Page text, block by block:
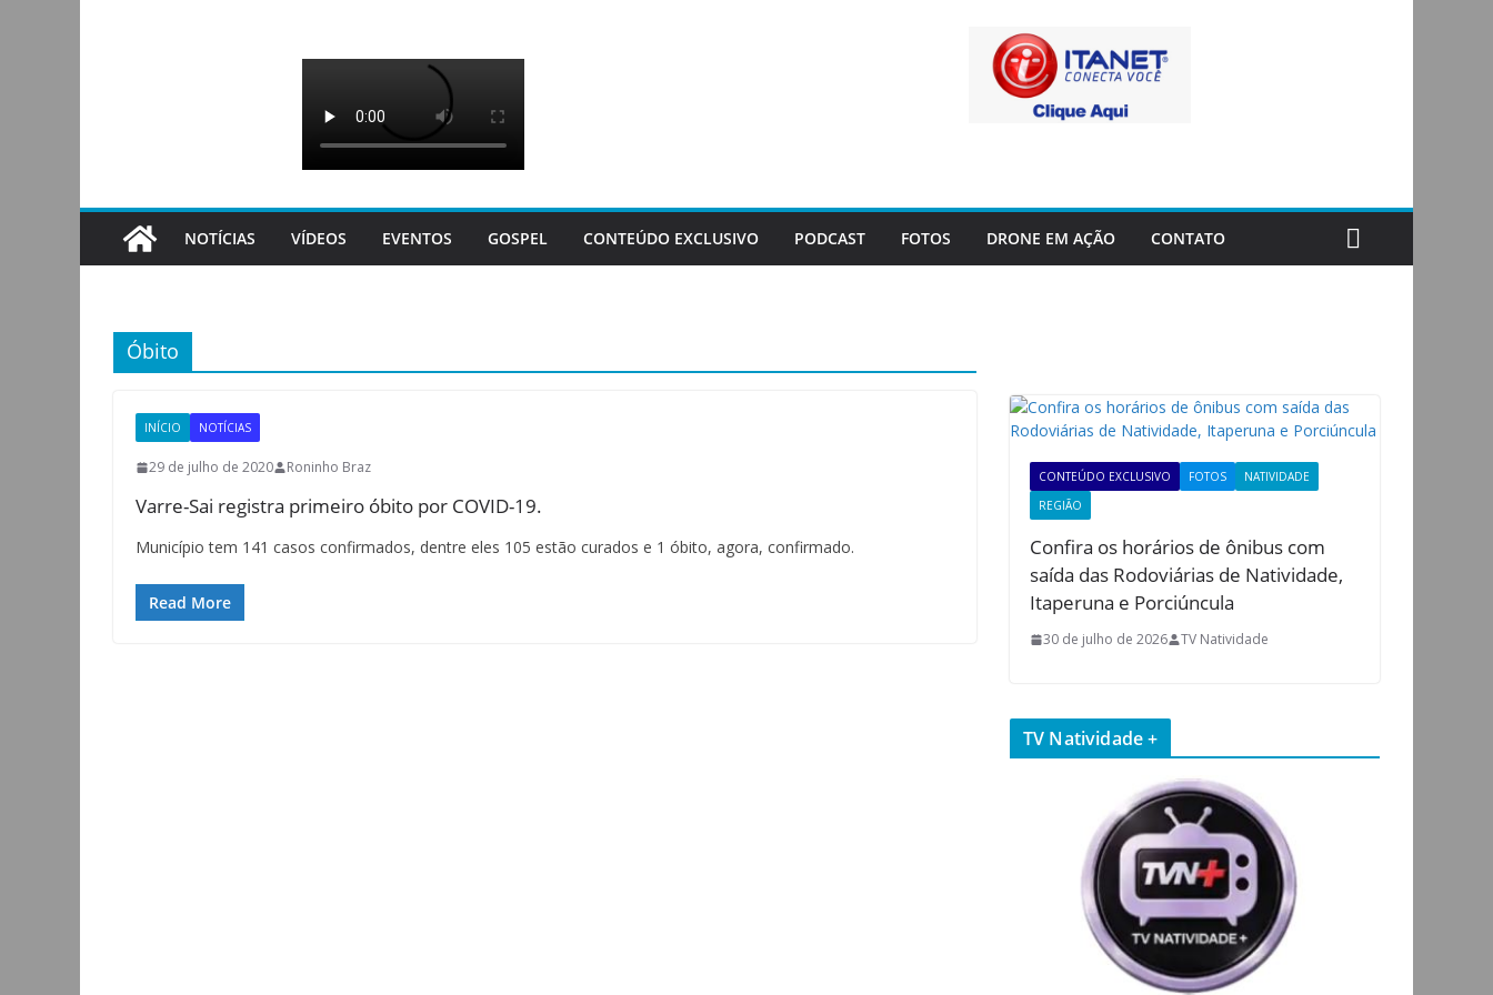
NOTÍCIAS VÍDEOS EVENTOS GOSPEL CONTEÚDO EXCLUSIVO PODCAST FOTOS DRONE EM AÇÃO CONTATO
Óbito
INÍCIO NOTÍCIAS
29 de julho de 2020 Roninho Braz
Varre-Sai registra primeiro óbito por COVID-19.
Município tem 141 casos confirmados, dentre eles 105 estão curados e 1 óbito, agora, confirmado.
Read More
CONTEÚDO EXCLUSIVO FOTOS
NATIVIDADE
REGIÃO
Confira os horários de ônibus com
saída das Rodoviárias de Natividade,
Itaperuna e Porciúncula
30 de julho de 2026 TV Natividade
TV Natividade +